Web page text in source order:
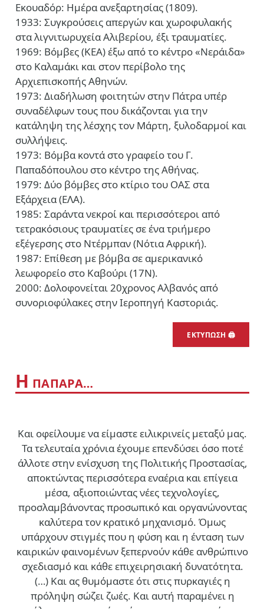
Εκουαδόρ: Ημέρα ανεξαρτησίας (1809).
1933: Συγκρούσεις απεργών και χωροφυλακής
στα λιγνιτωρυχεία Αλιβερίου, έξι τραυματίες.
1969: Βόμβες (ΚΕΑ) έξω από το κέντρο «Νεράιδα»
στο Καλαμάκι και στον περίβολο της
Αρχιεπισκοπής Αθηνών.
1973: Διαδήλωση φοιτητών στην Πάτρα υπέρ
συναδέλφων τους που δικάζονται για την
κατάληψη της λέσχης τον Μάρτη, ξυλοδαρμοί και
συλλήψεις.
1973: Βόμβα κοντά στο γραφείο του Γ.
Παπαδόπουλου στο κέντρο της Αθήνας.
1979: Δύο βόμβες στο κτίριο του ΟΑΣ στα
Εξάρχεια (ΕΛΑ).
1985: Σαράντα νεκροί και περισσότεροι από
τετρακόσιους τραυματίες σε ένα τριήμερο
εξέγερσης στο Ντέρμπαν (Νότια Αφρική).
1987: Επίθεση με βόμβα σε αμερικανικό
λεωφορείο στο Καβούρι (17Ν).
2000: Δολοφονείται 20χρονος Αλβανός από
συνοριοφύλακες στην Ιεροπηγή Καστοριάς.
ΕΚΤΥΠΩΣΗ 🖨
Η ΠΑΠΑΡΑ…
Και οφείλουμε να είμαστε ειλικρινείς μεταξύ μας.
Τα τελευταία χρόνια έχουμε επενδύσει όσο ποτέ
άλλοτε στην ενίσχυση της Πολιτικής Προστασίας,
αποκτώντας περισσότερα εναέρια και επίγεια
μέσα, αξιοποιώντας νέες τεχνολογίες,
προσλαμβάνοντας προσωπικό και οργανώνοντας
καλύτερα τον κρατικό μηχανισμό. Όμως
υπάρχουν στιγμές που η φύση και η ένταση των
καιρικών φαινομένων ξεπερνούν κάθε ανθρώπινο
σχεδιασμό και κάθε επιχειρησιακή δυνατότητα.
(…) Και ας θυμόμαστε ότι στις πυρκαγιές η
πρόληψη σώζει ζωές. Και αυτή παραμένει η